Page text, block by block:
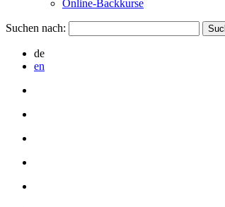
Online-Backkurse
Suchen nach:
de
en